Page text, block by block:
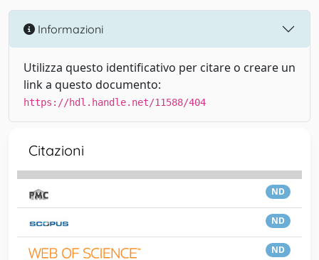
Informazioni
Utilizza questo identificativo per citare o creare un
link a questo documento:
https://hdl.handle.net/11588/404
Citazioni
ND
ND
ND